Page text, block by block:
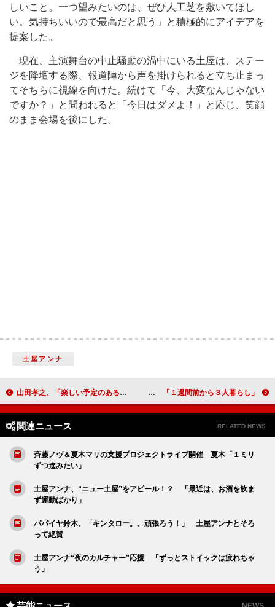
しいこと。一つ望みたいのは、ぜひ人工芝を敷いてほし
い。気持ちいいので最高だと思う」と積極的にアイデアを
提案した。
現在、主演舞台の中止騒動の渦中にいる土屋は、ステー
ジを降壇する際、報道陣から声を掛けられると立ち止まっ
てそちらに視線を向けた。続けて「今、大変なんじゃない
ですか？」と問われると「今日はダメよ！」と応じ、笑顔
のまま会場を後にした。
土屋アンナ
山田孝之、「楽しい予定のある人は見ないでくれ」 主演映画を異色のＰＲ パンサー向井、ピース又吉と同居を告白 「１週間前から３人暮らし」
関連ニュース RELATED NEWS
斉藤ノヴ＆夏木マリの支援プロジェクトライブ開催 夏木「１ミリ
ずつ進みたい」
土屋アンナ、“ニュー土屋”をアピール！？ 「最近は、お酒を飲ま
ず運動ばかり」
パパイヤ鈴木、「キンタロー。、頑張ろう！」 土屋アンナとそろ
って絶賛
土屋アンナ“夜のカルチャー”応援 「ずっとストイックは疲れちゃ
う」